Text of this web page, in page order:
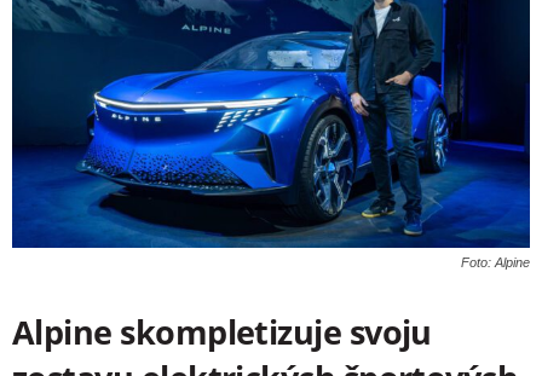
Foto: Alpine
Alpine skompletizuje svoju